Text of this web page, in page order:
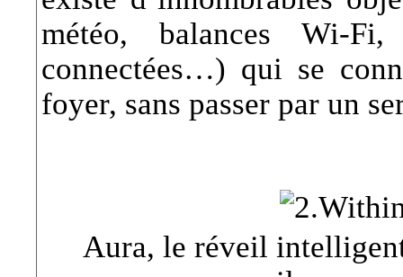
météo, balances Wi-
connectées…) qui se
foyer, sans passer par un
Aura, le réveil